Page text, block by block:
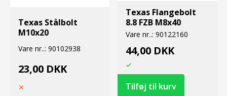
Texas Stålbolt
M10x20
Vare nr..: 90102938
23,00 DKK
Texas Flangebolt
8.8 FZB M8x40
Vare nr..: 90122160
44,00 DKK